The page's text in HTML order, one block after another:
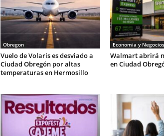
Obregon
Vuelo de Volaris es desviado a
Ciudad Obregón por altas
temperaturas en Hermosillo
Economia y Negocios
Walmart abrirá
en Ciudad